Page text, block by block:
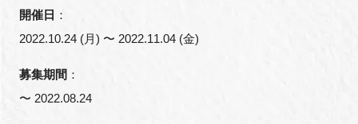
開催日 ：
2022.10.24 (月) 〜 2022.11.04 (金)
募集期間 ：
〜 2022.08.24